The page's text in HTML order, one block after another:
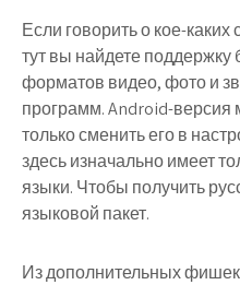
Если говорить о кое-
тут вы найдете поддержку
форматов видео, фото и
программ. Android-версия
только сменить его в
здесь изначально имеет
языки. Чтобы получить
языковой пакет.
Из дополнительных